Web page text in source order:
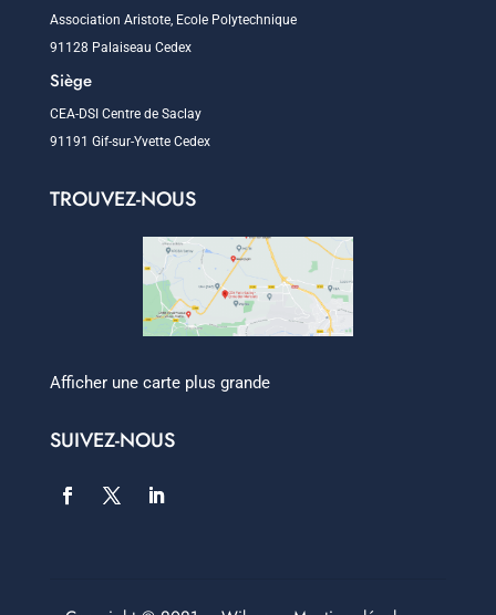
Association Aristote, Ecole Polytechnique
91128 Palaiseau Cedex
Siège
CEA-DSI Centre de Saclay
91191 Gif-sur-Yvette Cedex
TROUVEZ-NOUS
Afficher une carte plus grande
SUIVEZ-NOUS